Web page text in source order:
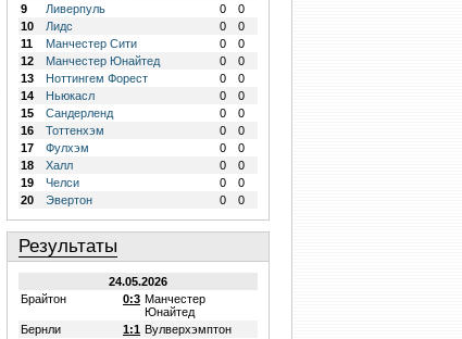
9
Ливерпуль 0
0
10
Лидс 0
0
11
Манчестер Сити 0
0
12
Манчестер Юнайтед 0
0
13
Ноттингем Форест 0
0
14
Ньюкасл 0
0
15
Сандерленд 0
0
16
Тоттенхэм 0
0
17
Фулхэм 0
0
18
Халл 0
0
19
Челси 0
0
20
Эвертон 0 0
Результаты
24.05.2026
Брайтон
0:3 Манчестер
Юнайтед
Бернли
1:1 Вулверхэмптон